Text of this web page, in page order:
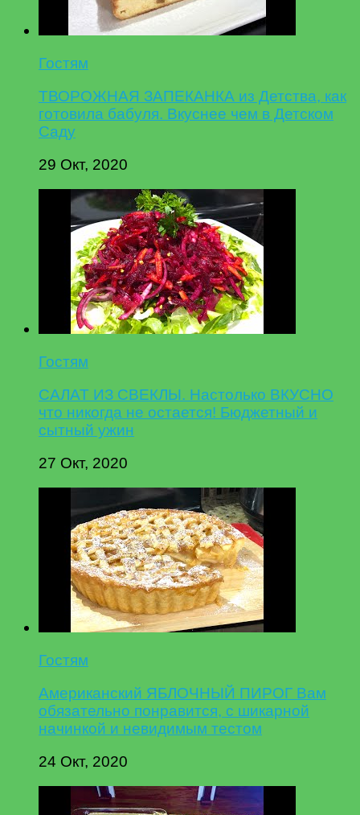
Гостям
ТВОРОЖНАЯ ЗАПЕКАНКА из Детства, как
готовила бабуля. Вкуснее чем в Детском
Саду
29 Окт, 2020
Гостям
САЛАТ ИЗ СВЕКЛЫ. Настолько ВКУСНО
что никогда не остается! Бюджетный и
сытный ужин
27 Окт, 2020
Гостям
Американский ЯБЛОЧНЫЙ ПИРОГ Вам
обязательно понравится, с шикарной
начинкой и невидимым тестом
24 Окт, 2020